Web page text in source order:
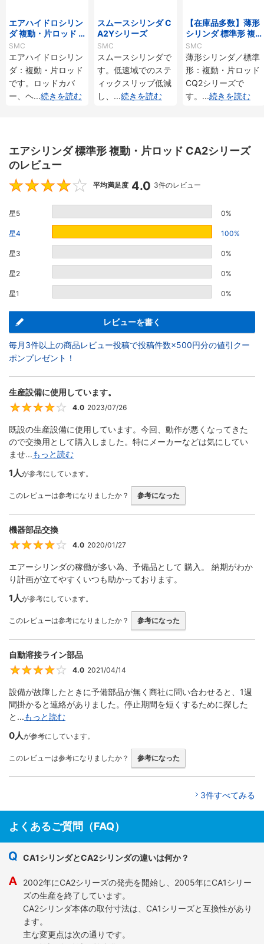
エアハイドロシリン
ダ 複動・片ロッド C
A2□Hシリーズ
SMC
エアハイドロシリン
ダ：複動・片ロッド
です。ロッドカバ
ー、ヘ...続きを読む
スムースシリンダ C
A2Yシリーズ
SMC
スムースシリンダで
す。低速域でのステ
ィックスリップ低減
し、 ...続きを読む
【在庫品多数】薄形
シリンダ 標準形 複
動・片ロッド CQ2
シリーズ
SMC
薄形シリンダ／標準
形：複動・片ロッド
CQ2シリーズで
す。 ...続きを読む
エアシリンダ 標準形 複動・片ロッド CA2シリーズ
のレビュー
4
平均満足度 4.0 3件のレビュー
星5 0%
星4 100%
星3 0%
星2 0%
星1 0%
レビューを書く
毎月3件以上の商品レビュー投稿で投稿件数×500円分の値引クー
ポンプレゼント！
生産設備に使用しています。
4
4.0 2023/07/26
既設の生産設備に使用しています。今回、動作が悪くなってきた
ので交換用として購入しました。特にメーカーなどは気にしてい
ませ...もっと読む
1人が参考にしています。
このレビューは参考になりましたか？ 参考になった
機器部品交換
4
4.0 2020/01/27
エアーシリンダの稼働が多い為、予備品として 購入。 納期がわか
り計画が立てやすくいつも助かっております。
1人が参考にしています。
このレビューは参考になりましたか？ 参考になった
自動溶接ライン部品
4
4.0 2021/04/14
設備が故障したときに予備部品が無く商社に問い合わせると、1週
間掛かると連絡がありました。停止期間を短くするために探した
と...もっと読む
0人が参考にしています。
このレビューは参考になりましたか？ 参考になった
3件すべてみる
よくあるご質問（FAQ）
CA1シリンダとCA2シリンダの違いは何か？
2002年にCA2シリーズの発売を開始し、2005年にCA1シリー
ズの生産を終了しています。
CA2シリンダ本体の取付寸法は、CA1シリーズと互換性があり
ます。
主な変更点は次の通りです。